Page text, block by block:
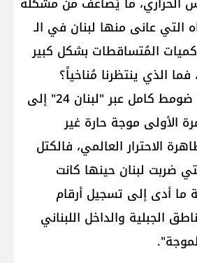
التي عانى منها لبنان في الـ
كميات المُتساقطات بشكل كبير
الذي ينتظرنا مُناخياً؟
يُشير الخبير البيئي ضومط كامل عبر "لبنان 24" إلى
الأولى موجة حارة غير
الاحترار العالمي، فالكتل
ضربت لبنان حينها كانت
ما أدى إلى تسجيل أرقام
الجبلية والداخل اللبناني